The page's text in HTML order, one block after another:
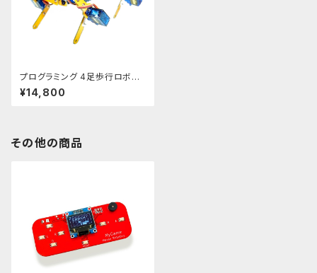
プログラミング 4足歩行ロボット
キット クアッド
¥14,800
その他の商品